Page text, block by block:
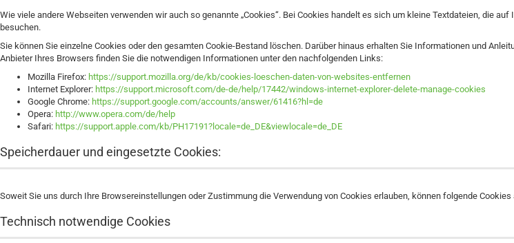
Wie viele andere Webseiten verwenden wir auch so genannte „Cookies“. Bei Cookies handelt es sich um kleine Textdateien, die
besuchen.
Sie können Sie einzelne Cookies oder den gesamten Cookie-Bestand löschen. Darüber hinaus erhalten Sie Informationen und
Anbieter Ihres Browsers finden Sie die notwendigen Informationen unter den nachfolgenden Links:
Mozilla Firefox: https://support.mozilla.org/de/kb/cookies-loeschen-daten-von-websites-entfernen
Internet Explorer: https://support.microsoft.com/de-de/help/17442/windows-internet-explorer-delete-manage-cookies
Google Chrome: https://support.google.com/accounts/answer/61416?hl=de
Opera: http://www.opera.com/de/help
Safari: https://support.apple.com/kb/PH17191?locale=de_DE&viewlocale=de_DE
Speicherdauer und eingesetzte Cookies:
Soweit Sie uns durch Ihre Browsereinstellungen oder Zustimmung die Verwendung von Cookies erlauben, können folgende
Technisch notwendige Cookies